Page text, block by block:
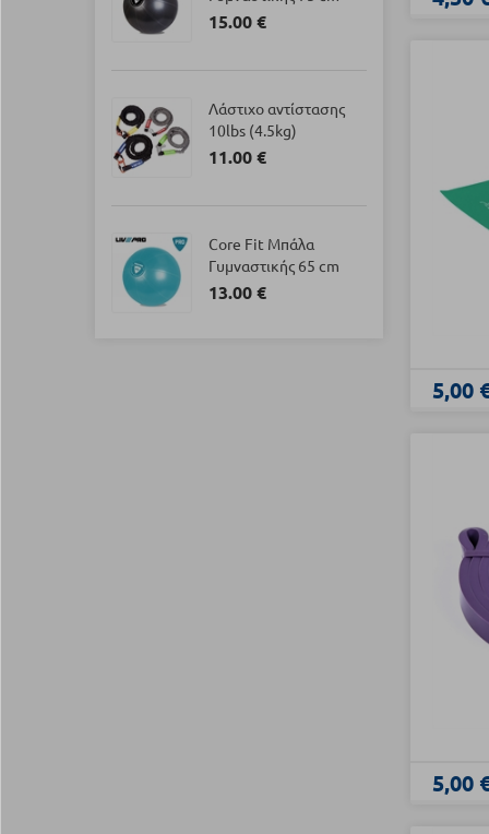
5,00
5,00
15.00 €
Λάστιχο αντίστασης
10lbs (4.5kg)
11.00 €
Core Fit Μπάλα
Γυμναστικής 65 cm
13.00 €